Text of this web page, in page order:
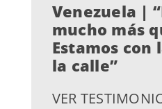
Venezuela |
mucho más
Estamos con
la calle”
VER